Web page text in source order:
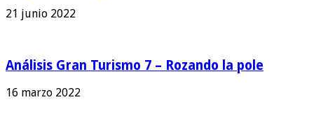
21 junio 2022
Análisis Gran Turismo 7 – Rozando la pole
16 marzo 2022